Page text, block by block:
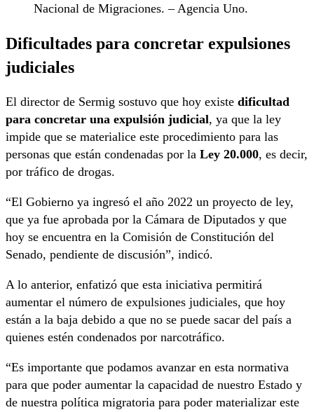
Nacional de Migraciones. – Agencia Uno.
Dificultades para concretar expulsiones
judiciales
El director de Sermig sostuvo que hoy existe dificultad
para concretar una expulsión judicial, ya que la ley
impide que se materialice este procedimiento para las
personas que están condenadas por la Ley 20.000, es decir,
por tráfico de drogas.
“El Gobierno ya ingresó el año 2022 un proyecto de ley,
que ya fue aprobada por la Cámara de Diputados y que
hoy se encuentra en la Comisión de Constitución del
Senado, pendiente de discusión”, indicó.
A lo anterior, enfatizó que esta iniciativa permitirá
aumentar el número de expulsiones judiciales, que hoy
están a la baja debido a que no se puede sacar del país a
quienes estén condenados por narcotráfico.
“Es importante que podamos avanzar en esta normativa
para que poder aumentar la capacidad de nuestro Estado y
de nuestra política migratoria para poder materializar este